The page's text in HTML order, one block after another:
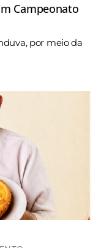
Campeonato
por meio da